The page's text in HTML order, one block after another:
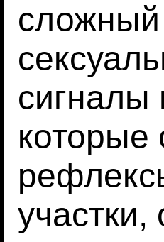
сложный
сигналы
которые
участки,